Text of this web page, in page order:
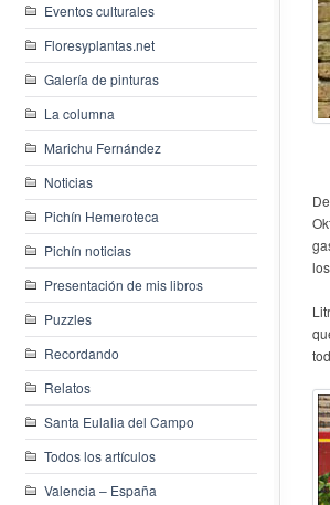
Eventos culturales
Floresyplantas.net
Galería de pinturas
La columna
Marichu Fernández
Noticias
Pichín Hemeroteca
Pichín noticias
Presentación de mis libros
Puzzles
Recordando
Relatos
Santa Eulalia del Campo
Todos los artículos
Valencia – España